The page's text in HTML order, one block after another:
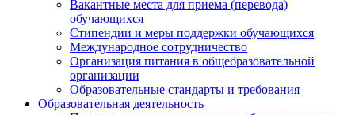
Вакантные места для приема (перевода)
обучающихся
Стипендии и меры поддержки обучающихся
Международное сотрудничество
Организация питания в общебразовательной
организации
Образовательные стандарты и требования
Образовательная деятельность